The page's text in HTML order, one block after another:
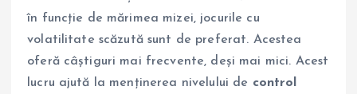
în funcție de mărimea mizei, jocurile cu
volatilitate scăzută sunt de preferat. Acestea
oferă câștiguri mai frecvente, deși mai mici. Acest
lucru ajută la menținerea nivelului de control